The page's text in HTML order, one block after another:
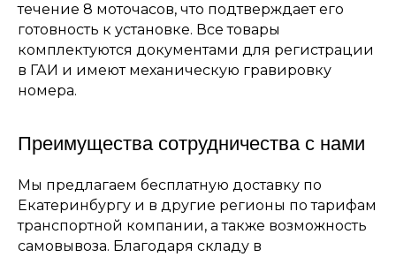
течение 8 моточасов, что подтверждает его
готовность к установке. Все товары
комплектуются документами для регистрации
в ГАИ и имеют механическую гравировку
номера.
Преимущества сотрудничества с нами
Мы предлагаем бесплатную доставку по
Екатеринбургу и в другие регионы по тарифам
транспортной компании, а также возможность
самовывоза. Благодаря складу в